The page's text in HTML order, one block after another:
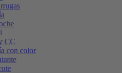
CC
con color